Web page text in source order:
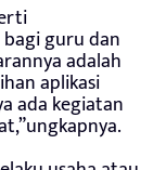
guru dan
adalah
aplikasi
ada kegiatan